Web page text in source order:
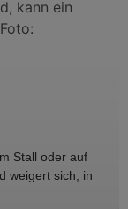
Stall oder auf
weigert sich, in